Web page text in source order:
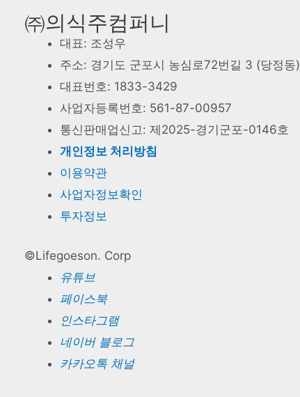
㈜의식주컴퍼니
대표: 조성우
주소: 경기도 군포시 농심로72번길 3 (당정동)
대표번호: 1833-3429
사업자등록번호: 561-87-00957
통신판매업신고: 제2025-경기군포-0146호
개인정보 처리방침
이용약관
사업자정보확인
투자정보
©Lifegoeson. Corp
유튜브
페이스북
인스타그램
네이버 블로그
카카오톡 채널